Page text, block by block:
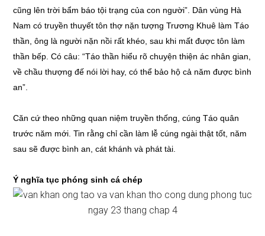
cũng lên trời bẩm báo tội trạng của con người”. Dân vùng Hà
Nam có truyền thuyết tôn thợ nặn tượng Trương Khuê làm Táo
thần, ông là người nặn nồi rất khéo, sau khi mất được tôn làm
thần bếp. Có câu: “Táo thần hiểu rõ chuyện thiện ác nhân gian,
về chầu thượng đế nói lời hay, có thể bảo hộ cả năm được bình
an”.
Căn cứ theo những quan niệm truyền thống, cúng Táo quân
trước năm mới. Tin rằng chỉ cần làm lễ cúng ngài thật tốt, năm
sau sẽ được bình an, cát khánh và phát tài.
Ý nghĩa tục phóng sinh cá chép